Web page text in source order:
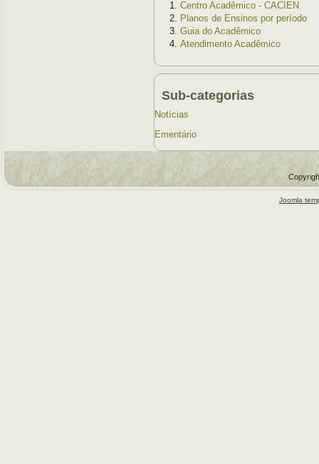
Centro Acadêmico - CACIEN
Planos de Ensinos por período
Guia do Acadêmico
Atendimento Acadêmico
Sub-categorias
Notícias
Ementário
Joomla